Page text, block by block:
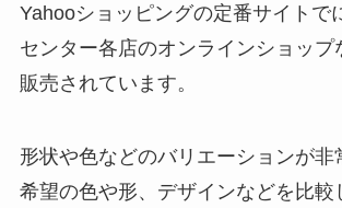
Yahooショッピングの定番サイトで
センター各店のオンラインショップ
販売されています。
形状や色などのバリエーションが非
希望の色や形、デザインなどを比較